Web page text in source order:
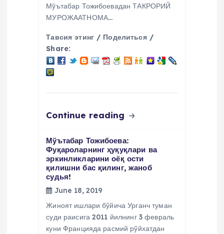
Мўътабар Тожибоевадан ТАКРОРИЙ
МУРОЖААТНОМА…
Тавсия этинг / Поделиться /
Share:
Continue reading
Мўътабар Тожибоева:
Фуқароларнинг ҳуқуқлари ва
эркинликларини оёқ ости
қилишни бас қилинг, жаноб
судья!
June 18, 2019
Жиноят ишлари бўйича Урганч туман
суди раисига 2011 йилнинг 3 февраль
куни Францияда расмий рўйхатдан